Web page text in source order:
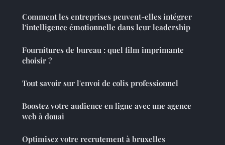
Comment les entreprises peuvent-elles intégrer
l'intelligence émotionnelle dans leur leadership
Fournitures de bureau : quel film imprimante
choisir ?
Tout savoir sur l'envoi de colis professionnel
Boostez votre audience en ligne avec une agence
web à douai
Optimisez votre recrutement à bruxelles